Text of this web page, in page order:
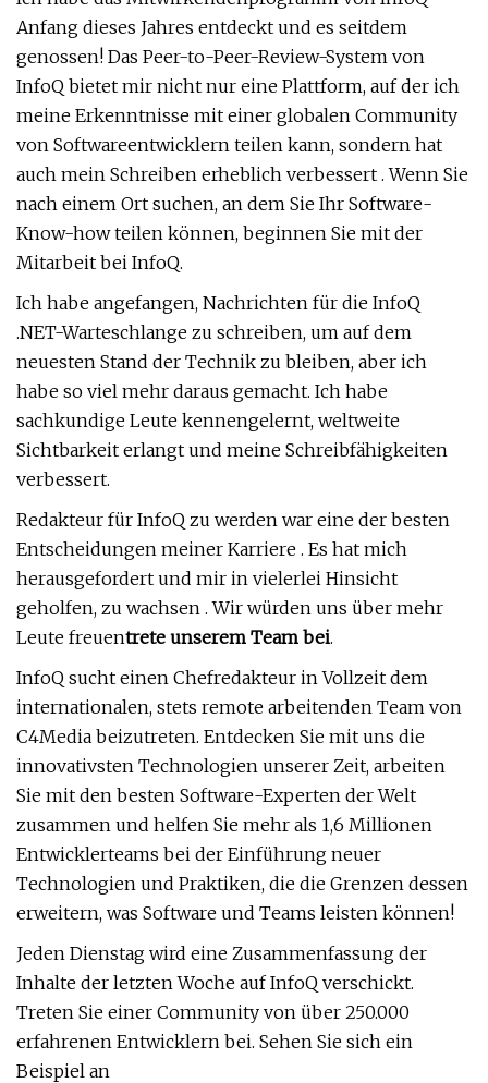
Anfang dieses Jahres entdeckt und es seitdem
genossen! Das Peer-to-Peer-Review-System von
InfoQ bietet mir nicht nur eine Plattform, auf der ich
meine Erkenntnisse mit einer globalen Community
von Softwareentwicklern teilen kann, sondern hat
auch mein Schreiben erheblich verbessert . Wenn Sie
nach einem Ort suchen, an dem Sie Ihr Software-
Know-how teilen können, beginnen Sie mit der
Mitarbeit bei InfoQ.
Ich habe angefangen, Nachrichten für die InfoQ
.NET-Warteschlange zu schreiben, um auf dem
neuesten Stand der Technik zu bleiben, aber ich
habe so viel mehr daraus gemacht. Ich habe
sachkundige Leute kennengelernt, weltweite
Sichtbarkeit erlangt und meine Schreibfähigkeiten
verbessert.
Redakteur für InfoQ zu werden war eine der besten
Entscheidungen meiner Karriere . Es hat mich
herausgefordert und mir in vielerlei Hinsicht
geholfen, zu wachsen . Wir würden uns über mehr
Leute freuentrete unserem Team bei.
InfoQ sucht einen Chefredakteur in Vollzeit dem
internationalen, stets remote arbeitenden Team von
C4Media beizutreten. Entdecken Sie mit uns die
innovativsten Technologien unserer Zeit, arbeiten
Sie mit den besten Software-Experten der Welt
zusammen und helfen Sie mehr als 1,6 Millionen
Entwicklerteams bei der Einführung neuer
Technologien und Praktiken, die die Grenzen dessen
erweitern, was Software und Teams leisten können!
Jeden Dienstag wird eine Zusammenfassung der
Inhalte der letzten Woche auf InfoQ verschickt.
Treten Sie einer Community von über 250.000
erfahrenen Entwicklern bei. Sehen Sie sich ein
Beispiel an